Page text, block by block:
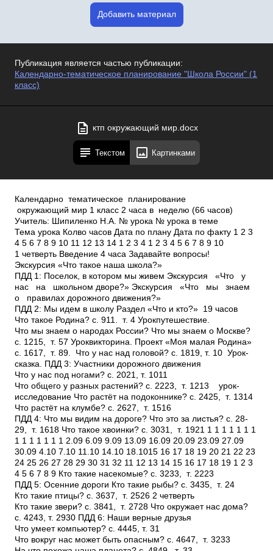
Добавить материал
Публикация является частью публикации:
Календарно-тематическое планирование "Школа России" (1
класс)
ктп окружающий мир.docx
Текстом Картинками
Календарно ­ тематическое планирование
окружающий мир 1 класс 2 часа в неделю (66 часов)
Учитель: Шипиленко Н.А. № урока № урока в теме
Тема урока Кол­во часов Дата по плану Дата по факту 1 2 3
4 5 6 7 8 9 10 11 12 13 14 1 2 3 4 1 2 3 4 5 6 7 8 9 10
1 четверть Введение 4 часа Задавайте вопросы!
Экскурсия «Что такое наша школа?»
ПДД 1: Поселок, в котором мы живем Экскурсия «Что у
нас на школьном дворе?» Экскурсия «Что мы знаем
о правилах дорожного движения?»
ПДД 2: Мы идем в школу Раздел «Что и кто?» ­ 19 часов
Что такое Родина? с. 9­11. т. 4 Урок­путешествие.
Что мы знаем о народах России? Что мы знаем о Москве?
с. 12­15, т. 5­7 Урок­викторина. Проект «Моя малая Родина»
с. 16­17, т. 8­9. Что у нас над головой? с. 18­19, т. 10 Урок­
сказка. ПДД 3: Участники дорожного движения
Что у нас под ногами? с. 20­21, т. 10­11
Что общего у разных растений? с. 22­23, т. 12­13 урок­
исследование Что растёт на подоконнике? с. 24­25, т. 13­14
Что растёт на клумбе? с. 26­27, т. 15­16
ПДД 4: Что мы видим на дороге? Что это за листья? с. 28­
29, т. 16­18 Что такое хвоинки? с. 30­31, т. 19­21 1 1 1 1 1 1 1
1 1 1 1 1 1 1 2.09 6.09 9.09 13.09 16.09 20.09 23.09 27.09
30.09 4.10 7.10 11.10 14.10 18.1015 16 17 18 19 20 21 22 23
24 25 26 27 28 29 30 31 32 11 12 13 14 15 16 17 18 19 1 2 3
4 5 6 7 8 9 Кто такие насекомые? с. 32­33, т. 22­23
ПДД 5: Осенние дороги Кто такие рыбы? с. 34­35, т. 24
Кто такие птицы? с. 36­37, т. 25­26 2 четверть
Кто такие звери? с. 38­41, т. 27­28 Что окружает нас дома?
с. 42­43, т. 29­30 ПДД 6: Наши верные друзья
Что умеет компьютер? с. 44­45, т. 31
Что вокруг нас может быть опасным? с. 46­47, т. 32­33